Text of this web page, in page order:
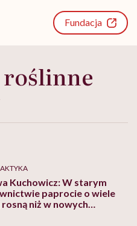
Fundacja
Kuchowicz: W starym
paprocie o wiele
niż w nowych